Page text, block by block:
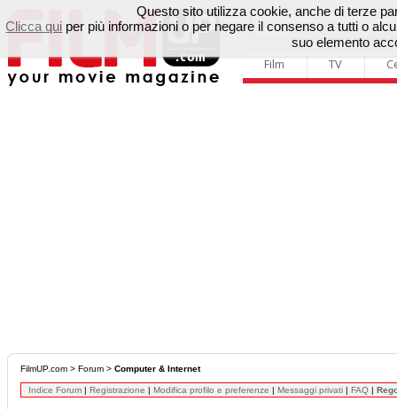
Film TV
FilmUP.com > Forum > Computer & Internet
Indice Forum | Registrazione | Modifica profilo e preferenze | Messaggi privati | FAQ |
Questo sito utilizza cookie, anche di terze
Clicca qui per più informazioni o per negare il consenso a tutti o
suo elemento